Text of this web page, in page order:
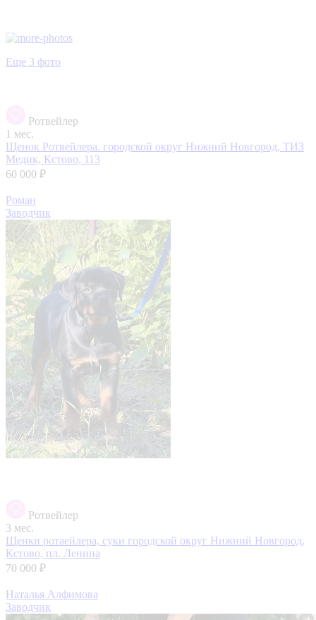
Еще 3 фото
Ротвейлер
1 мес.
Щенок Ротвейлера. городской округ Нижний Новгород, ТИЗ
Медик, Кстово, 113
60 000 ₽
Роман
Заводчик
Ротвейлер
3 мес.
Щенки ротаейлера, суки городской округ Нижний Новгород,
Кстово, пл. Ленина
70 000 ₽
Наталья Алфимова
Заводчик